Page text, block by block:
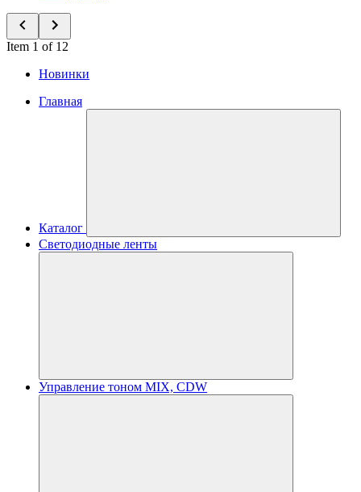
Item 1 of 12
Новинки
Главная
Каталог
Светодиодные ленты
Управление тоном MIX, CDW